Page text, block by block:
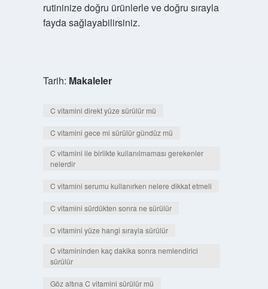
rutininize doğru ürünlerle ve doğru sırayla
fayda sağlayabilirsiniz.
Tarih: Makaleler
C vitamini direkt yüze sürülür mü
C vitamini gece mi sürülür gündüz mü
C vitamini ile birlikte kullanılmaması gerekenler
nelerdir
C vitamini serumu kullanırken nelere dikkat etmeli
C vitamini sürdükten sonra ne sürülür
C vitamini yüze hangi sırayla sürülür
C vitamininden kaç dakika sonra nemlendirici
sürülür
Göz altına C vitamini sürülür mü